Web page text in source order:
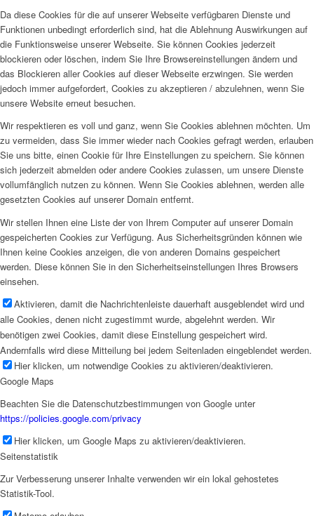
Da diese Cookies für die auf unserer Webseite verfügbaren Dienste und
Funktionen unbedingt erforderlich sind, hat die Ablehnung Auswirkungen auf
die Funktionsweise unserer Webseite. Sie können Cookies jederzeit
blockieren oder löschen, indem Sie Ihre Browsereinstellungen ändern und
das Blockieren aller Cookies auf dieser Webseite erzwingen. Sie werden
jedoch immer aufgefordert, Cookies zu akzeptieren / abzulehnen, wenn Sie
unsere Website erneut besuchen.
Wir respektieren es voll und ganz, wenn Sie Cookies ablehnen möchten. Um
zu vermeiden, dass Sie immer wieder nach Cookies gefragt werden, erlauben
Sie uns bitte, einen Cookie für Ihre Einstellungen zu speichern. Sie können
sich jederzeit abmelden oder andere Cookies zulassen, um unsere Dienste
vollumfänglich nutzen zu können. Wenn Sie Cookies ablehnen, werden alle
gesetzten Cookies auf unserer Domain entfernt.
Wir stellen Ihnen eine Liste der von Ihrem Computer auf unserer Domain
gespeicherten Cookies zur Verfügung. Aus Sicherheitsgründen können wie
Ihnen keine Cookies anzeigen, die von anderen Domains gespeichert
werden. Diese können Sie in den Sicherheitseinstellungen Ihres Browsers
einsehen.
Aktivieren, damit die Nachrichtenleiste dauerhaft ausgeblendet wird und
alle Cookies, denen nicht zugestimmt wurde, abgelehnt werden. Wir
benötigen zwei Cookies, damit diese Einstellung gespeichert wird.
Andernfalls wird diese Mitteilung bei jedem Seitenladen eingeblendet werden.
Hier klicken, um notwendige Cookies zu aktivieren/deaktivieren.
Google Maps
Beachten Sie die Datenschutzbestimmungen von Google unter
https://policies.google.com/privacy
Hier klicken, um Google Maps zu aktivieren/deaktivieren.
Seitenstatistik
Zur Verbesserung unserer Inhalte verwenden wir ein lokal gehostetes
Statistik-Tool.